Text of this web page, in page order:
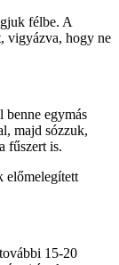
félbe. A
vigyázva, hogy ne
egymás
majd sózzuk,
fűszert is.
előmelegített
15-20